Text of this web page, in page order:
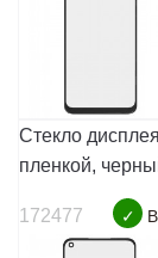
Стекло
пленкой,
172477 ✓